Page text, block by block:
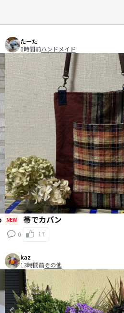
たーた
6時間前ハンドメイド
NEW 帯でカバン
0 17
kaz
13時間前その他